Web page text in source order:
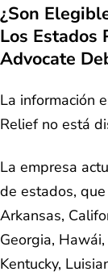
¿Son
Los Estados
Advocate
La información
Relief no está
La empresa
de estados,
Arkansas,
Georgia,
Kentucky,